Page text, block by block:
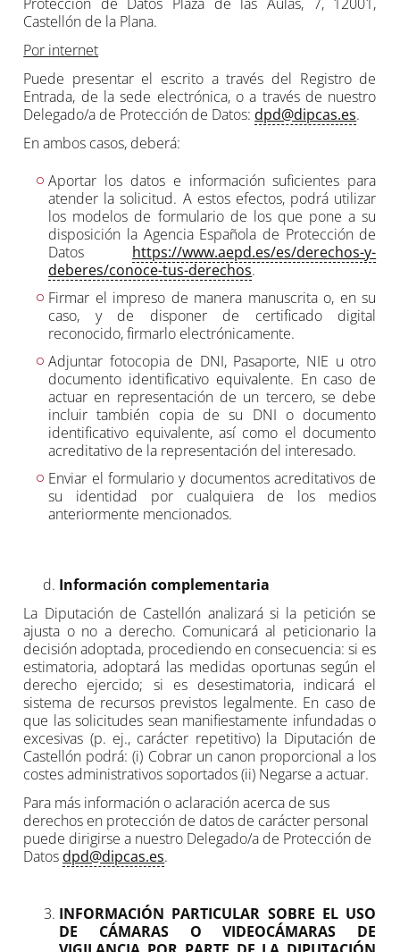
Castellón de la Plana.
Por internet
Puede presentar el escrito a través del Registro de
Entrada, de la sede electrónica, o a través de nuestro
Delegado/a de Protección de Datos: dpd@dipcas.es.
En ambos casos, deberá:
Aportar los datos e información suficientes para
atender la solicitud. A estos efectos, podrá utilizar
los modelos de formulario de los que pone a su
disposición la Agencia Española de Protección de
Datos https://www.aepd.es/es/derechos-y-
deberes/conoce-tus-derechos.
Firmar el impreso de manera manuscrita o, en su
caso, y de disponer de certificado digital
reconocido, firmarlo electrónicamente.
Adjuntar fotocopia de DNI, Pasaporte, NIE u otro
documento identificativo equivalente. En caso de
actuar en representación de un tercero, se debe
incluir también copia de su DNI o documento
identificativo equivalente, así como el documento
acreditativo de la representación del interesado.
Enviar el formulario y documentos acreditativos de
su identidad por cualquiera de los medios
anteriormente mencionados.
Información complementaria
La Diputación de Castellón analizará si la petición se
ajusta o no a derecho. Comunicará al peticionario la
decisión adoptada, procediendo en consecuencia: si es
estimatoria, adoptará las medidas oportunas según el
derecho ejercido; si es desestimatoria, indicará el
sistema de recursos previstos legalmente. En caso de
que las solicitudes sean manifiestamente infundadas o
excesivas (p. ej., carácter repetitivo) la Diputación de
Castellón podrá: (i) Cobrar un canon proporcional a los
costes administrativos soportados (ii) Negarse a actuar.
Para más información o aclaración acerca de sus
derechos en protección de datos de carácter personal
puede dirigirse a nuestro Delegado/a de Protección de
Datos dpd@dipcas.es.
INFORMACIÓN PARTICULAR SOBRE EL USO
DE CÁMARAS O VIDEOCÁMARAS DE